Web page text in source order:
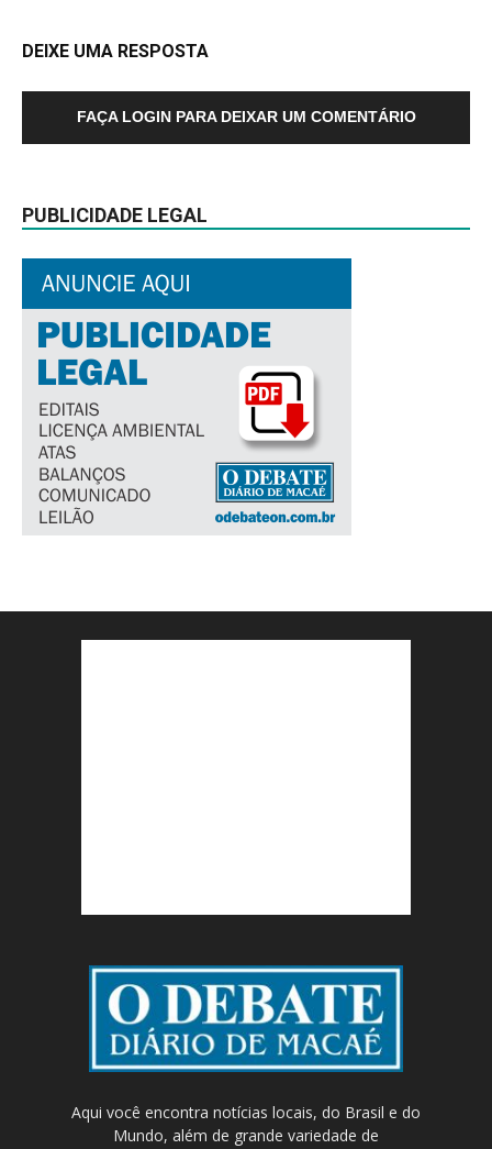
DEIXE UMA RESPOSTA
FAÇA LOGIN PARA DEIXAR UM COMENTÁRIO
PUBLICIDADE LEGAL
Aqui você encontra notícias locais, do Brasil e do
Mundo, além de grande variedade de